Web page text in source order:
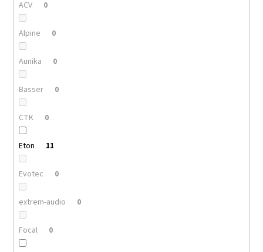
ACV 0
Alpine 0
Aunika 0
Basser 0
CTK 0
Eton 11
Evotec 0
extrem-audio 0
Focal 0